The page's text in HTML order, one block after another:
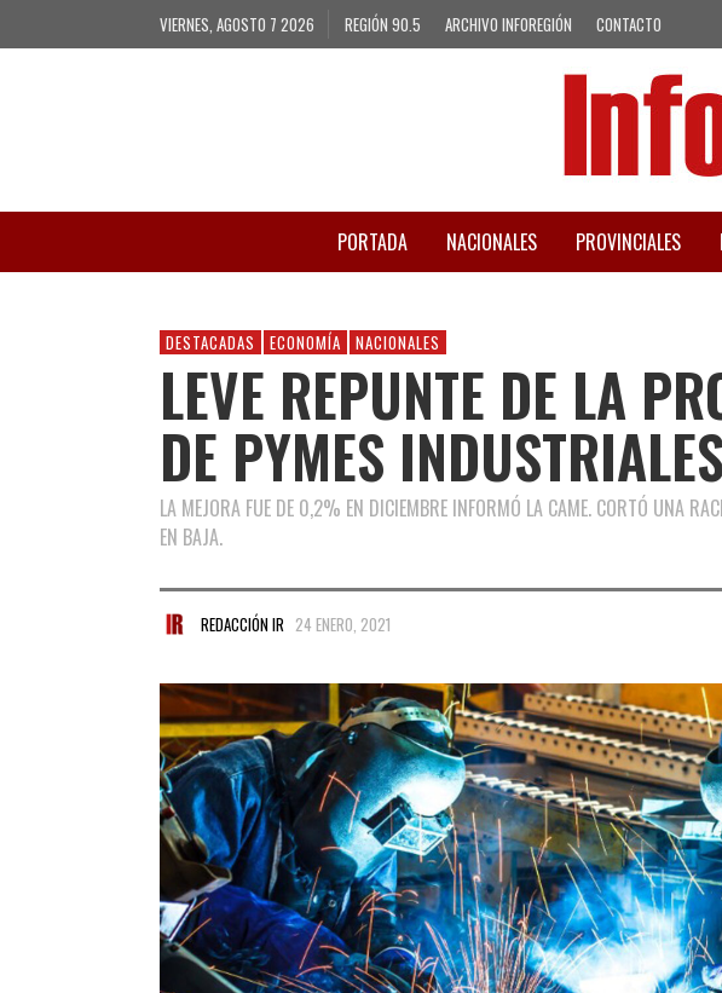
VIERNES, AGOSTO 7 2026 REGIÓN 90.5 ARCHIVO INFOREGIÓN CONTACTO
PORTADA NACIONALES PROVINCIALES
DESTACADAS ECONOMÍA NACIONALES
LEVE REPUNTE DE LA
DE PYMES INDUSTRIALES
LA MEJORA FUE DE 0,2% EN DICIEMBRE INFORMÓ LA CAME. CORTÓ UNA
EN BAJA.
REDACCIÓN IR 24 ENERO, 2021